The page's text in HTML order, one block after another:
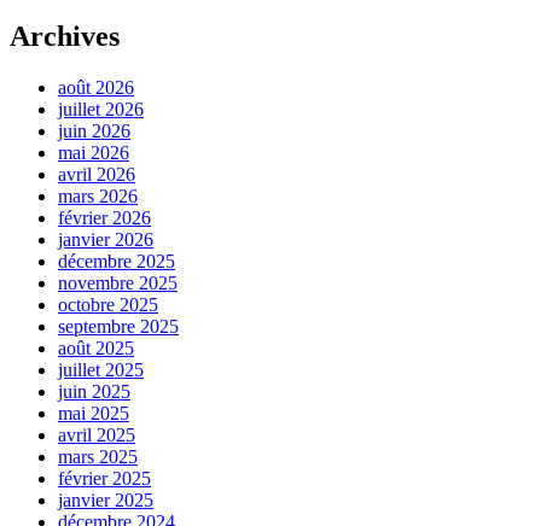
Archives
août 2026
juillet 2026
juin 2026
mai 2026
avril 2026
mars 2026
février 2026
janvier 2026
décembre 2025
novembre 2025
octobre 2025
septembre 2025
août 2025
juillet 2025
juin 2025
mai 2025
avril 2025
mars 2025
février 2025
janvier 2025
décembre 2024